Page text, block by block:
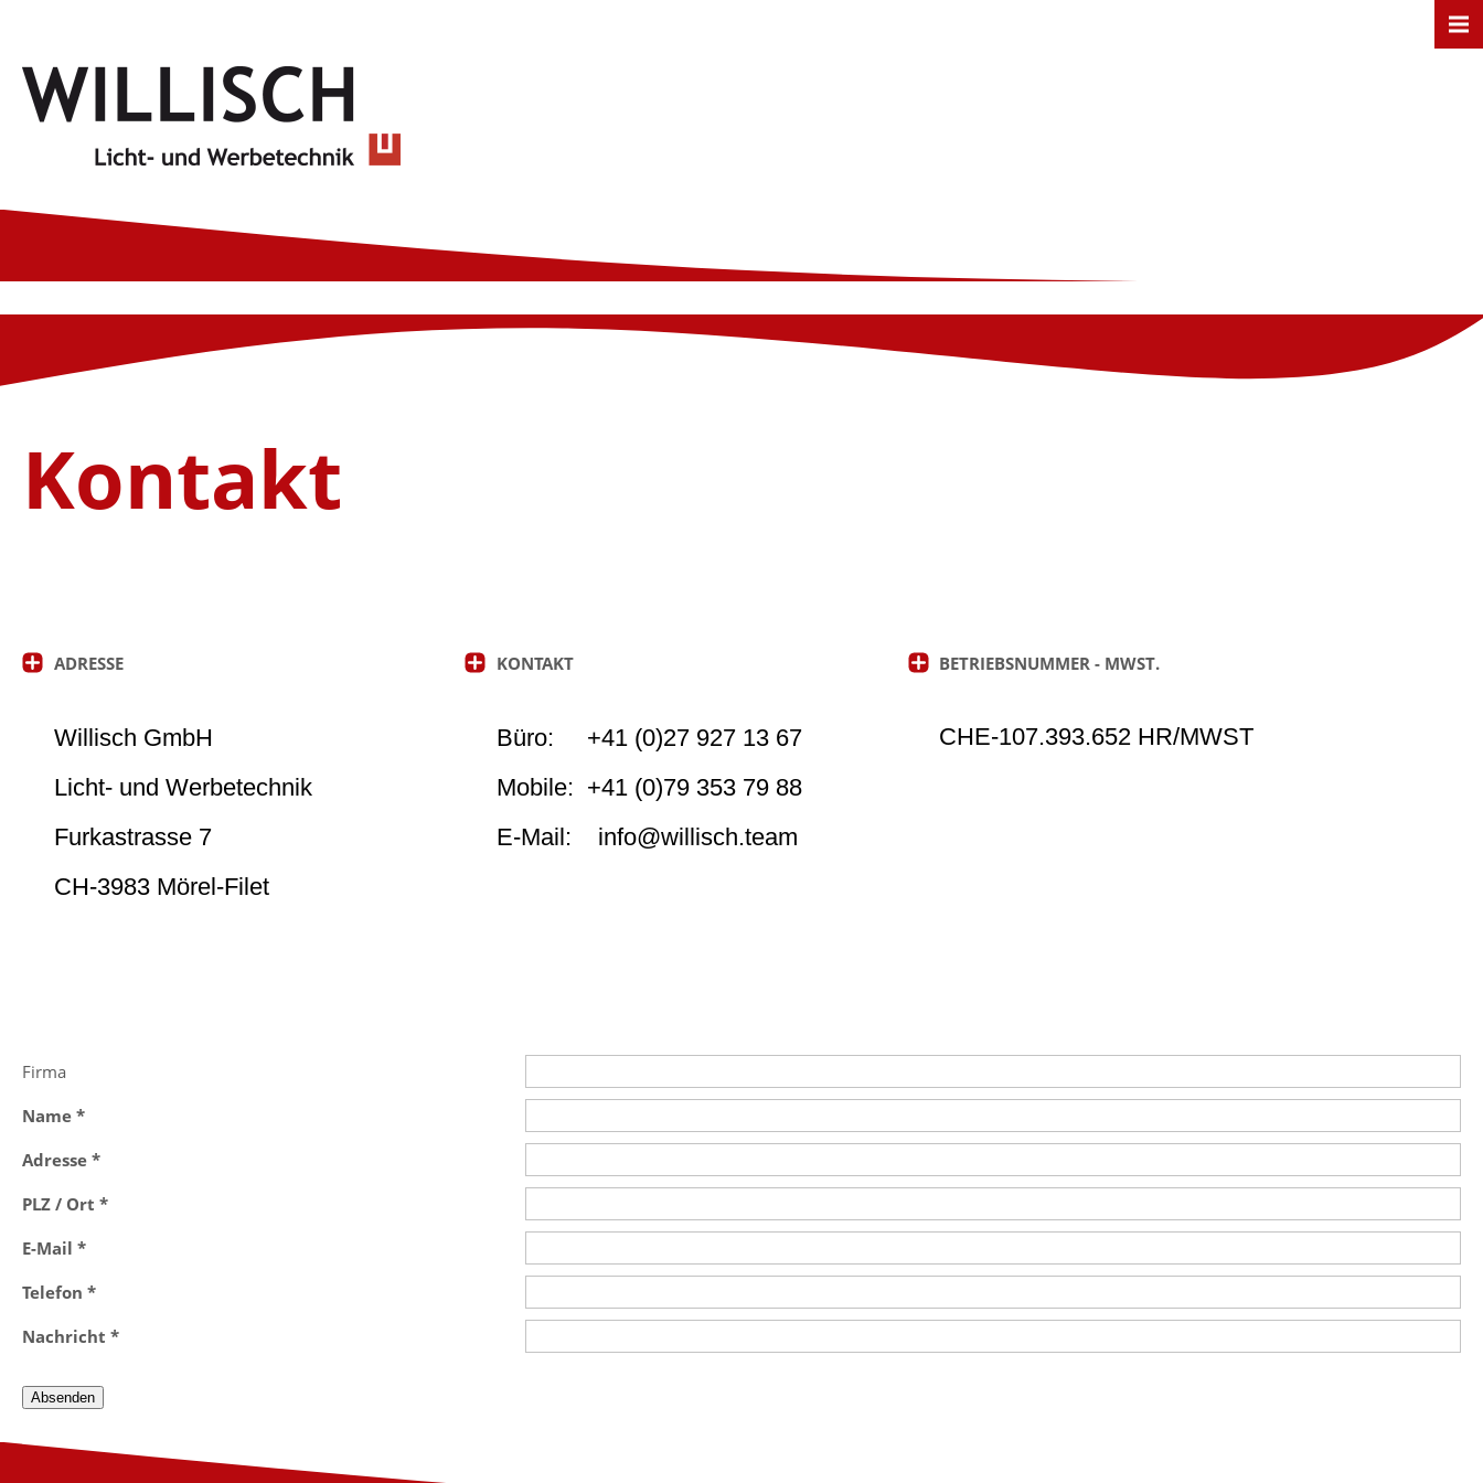
Kontakt
ADRESSE
Willisch GmbH
Licht- und Werbetechnik
Furkastrasse 7
CH-3983 Mörel-Filet
KONTAKT
Büro: +41 (0)27 927 13 67
Mobile: +41 (0)79 353 79 88
E-Mail:
info@willisch.team
BETRIEBSNUMMER - MWST.
CHE-107.393.652 HR/MWST
Firma
Name *
Adresse *
PLZ / Ort *
E-Mail *
Telefon *
Nachricht *